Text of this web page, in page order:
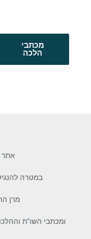
מכתבי
הלכה
אתר
במטרה
מרן
ומכתבי השו"ת